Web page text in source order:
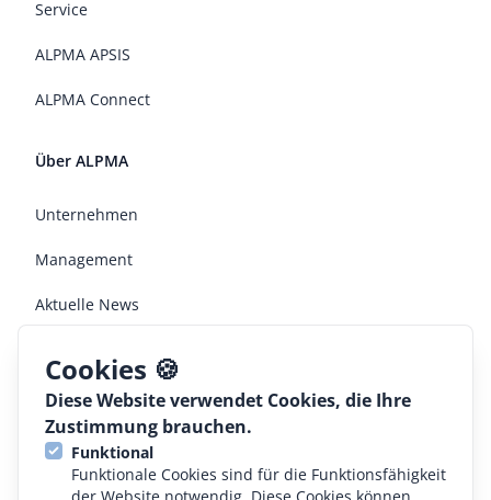
Cookies 🍪
Diese Website verwendet Cookies, die Ihre
Zustimmung brauchen.
Funktional
Funktionale Cookies sind für die Funktionsfähigkeit
Service
ALPMA APSIS
ALPMA Connect
Über ALPMA
Unternehmen
Management
Aktuelle News
Rechtliches